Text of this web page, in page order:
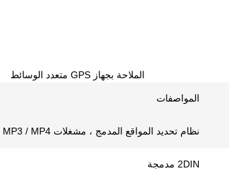
الملاحة بجهاز GPS متعدد الوسائط
المواصفات
نظام تحديد المواقع المدمج ، مشغلات MP3 / MP4 ، جهاز ضبط الراديو ، شاشة لمسة ، WIFI
2DIN مدمجة